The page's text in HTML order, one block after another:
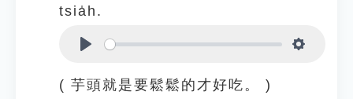
tsia̍h.
( 芋頭就是要鬆鬆的才好吃。 )